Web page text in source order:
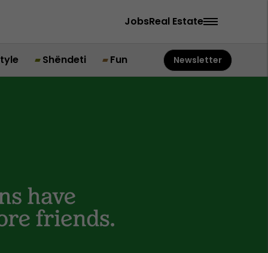
JobsReal Estate
Shëndeti Fun Newsletter